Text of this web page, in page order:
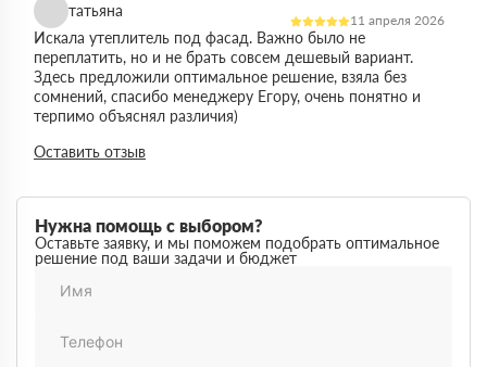
татьяна
11 апреля 2026
Искала утеплитель под фасад. Важно было не
переплатить, но и не брать совсем дешевый вариант.
Здесь предложили оптимальное решение, взяла без
сомнений, спасибо менеджеру Егору, очень понятно и
терпимо объяснял различия)
Максим
03 марта 2026
Немного запутался в видах утеплителей но помогли
разобратсья, менеджеры быстро связались и помогли
Заказывал утеплитель для дачи. Объем небольшой, но
отношение нормальное, наверное будем заказывать еще
Оставить отзыв
Нужна помощь с выбором?
Оставьте заявку, и мы поможем подобрать оптимальное
решение под ваши задачи и бюджет